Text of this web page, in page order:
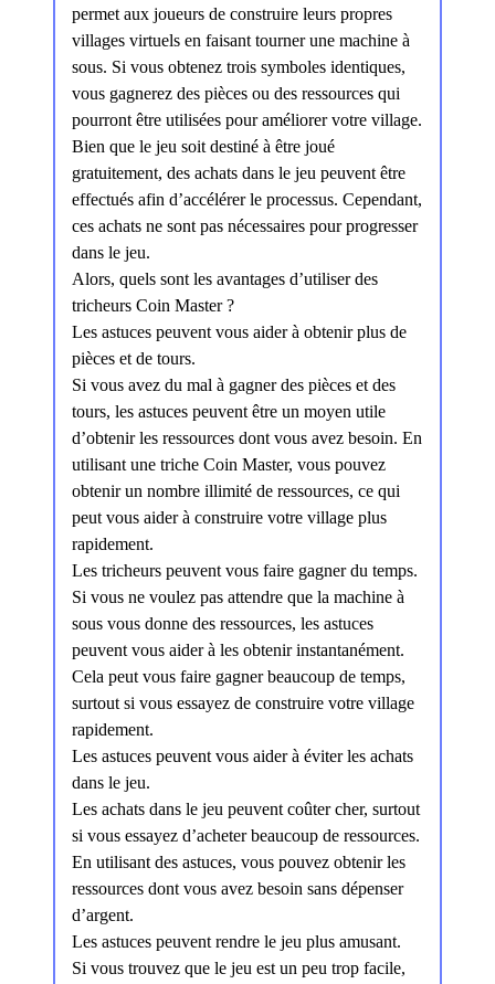
permet aux joueurs de construire leurs propres
villages virtuels en faisant tourner une machine à
sous. Si vous obtenez trois symboles identiques,
vous gagnerez des pièces ou des ressources qui
pourront être utilisées pour améliorer votre village.
Bien que le jeu soit destiné à être joué
gratuitement, des achats dans le jeu peuvent être
effectués afin d’accélérer le processus. Cependant,
ces achats ne sont pas nécessaires pour progresser
dans le jeu.
Alors, quels sont les avantages d’utiliser des
tricheurs Coin Master ?
Les astuces peuvent vous aider à obtenir plus de
pièces et de tours.
Si vous avez du mal à gagner des pièces et des
tours, les astuces peuvent être un moyen utile
d’obtenir les ressources dont vous avez besoin. En
utilisant une triche Coin Master, vous pouvez
obtenir un nombre illimité de ressources, ce qui
peut vous aider à construire votre village plus
rapidement.
Les tricheurs peuvent vous faire gagner du temps.
Si vous ne voulez pas attendre que la machine à
sous vous donne des ressources, les astuces
peuvent vous aider à les obtenir instantanément.
Cela peut vous faire gagner beaucoup de temps,
surtout si vous essayez de construire votre village
rapidement.
Les astuces peuvent vous aider à éviter les achats
dans le jeu.
Les achats dans le jeu peuvent coûter cher, surtout
si vous essayez d’acheter beaucoup de ressources.
En utilisant des astuces, vous pouvez obtenir les
ressources dont vous avez besoin sans dépenser
d’argent.
Les astuces peuvent rendre le jeu plus amusant.
Si vous trouvez que le jeu est un peu trop facile,